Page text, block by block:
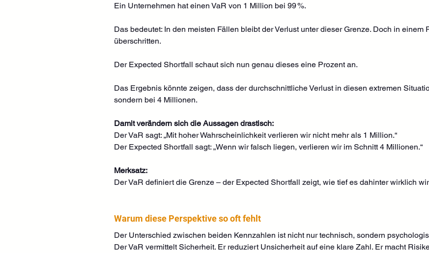
Ein Unternehmen hat einen VaR von 1 Million bei 99 %.
Das bedeutet: In den meisten Fällen bleibt der Verlust unter dieser Grenze. Doch in einem
überschritten.
Der Expected Shortfall schaut sich nun genau dieses eine Prozent an.
Das Ergebnis könnte zeigen, dass der durchschnittliche Verlust in diesen extremen
sondern bei 4 Millionen.
Damit verändern sich die Aussagen drastisch:
Der VaR sagt: „Mit hoher Wahrscheinlichkeit verlieren wir nicht mehr als 1 Million.“
Der Expected Shortfall sagt: „Wenn wir falsch liegen, verlieren wir im Schnitt 4 Millionen.“
Merksatz:
Der VaR definiert die Grenze – der Expected Shortfall zeigt, wie tief es dahinter wirklich
Warum diese Perspektive so oft fehlt
Der Unterschied zwischen beiden Kennzahlen ist nicht nur technisch, sondern
Der VaR vermittelt Sicherheit. Er reduziert Unsicherheit auf eine klare Zahl. Er macht